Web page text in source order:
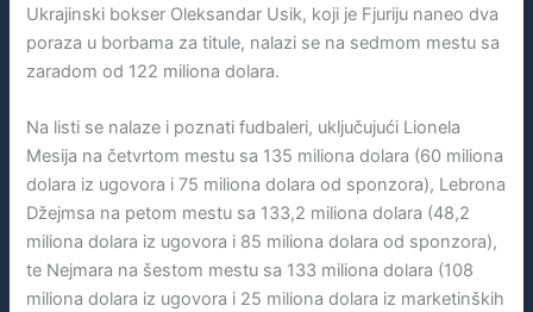
Ukrajinski bokser Oleksandar Usik, koji je Fjuriju naneo dva
poraza u borbama za titule, nalazi se na sedmom mestu sa
zaradom od 122 miliona dolara.
Na listi se nalaze i poznati fudbaleri, uključujući Lionela
Mesija na četvrtom mestu sa 135 miliona dolara (60 miliona
dolara iz ugovora i 75 miliona dolara od sponzora), Lebrona
Džejmsa na petom mestu sa 133,2 miliona dolara (48,2
miliona dolara iz ugovora i 85 miliona dolara od sponzora),
te Nejmara na šestom mestu sa 133 miliona dolara (108
miliona dolara iz ugovora i 25 miliona dolara iz marketinških